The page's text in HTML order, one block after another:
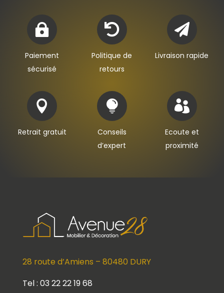

Paiement
sécurisé

Politique de
retours

Livraison rapide

Retrait gratuit

Conseils
d’expert

Ecoute et
proximité
28 route d’Amiens – 80480 DURY
Tel : 03 22 22 19 68